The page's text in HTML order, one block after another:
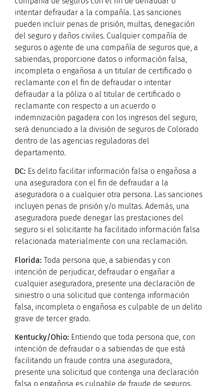
intentar defraudar a la compañía. Las sanciones
pueden incluir penas de prisión, multas, denegación
del seguro y daños civiles. Cualquier compañía de
seguros o agente de una compañía de seguros que, a
sabiendas, proporcione datos o información falsa,
incompleta o engañosa a un titular de certificado o
reclamante con el fin de defraudar o intentar
defraudar a la póliza o al titular de certificado o
reclamante con respecto a un acuerdo o
indemnización pagadera con los ingresos del seguro,
será denunciado a la división de seguros de Colorado
dentro de las agencias reguladoras del
departamento.
DC: Es delito facilitar información falsa o engañosa a
una aseguradora con el fin de defraudar a la
aseguradora o a cualquier otra persona. Las sanciones
incluyen penas de prisión y/o multas. Además, una
aseguradora puede denegar las prestaciones del
seguro si el solicitante ha facilitado información falsa
relacionada materialmente con una reclamación.
Florida: Toda persona que, a sabiendas y con
intención de perjudicar, defraudar o engañar a
cualquier aseguradora, presente una declaración de
siniestro o una solicitud que contenga información
falsa, incompleta o engañosa es culpable de un delito
grave de tercer grado.
Kentucky/Ohio: Entiendo que toda persona que, con
intención de defraudar o a sabiendas de que está
facilitando un fraude contra una aseguradora,
presente una solicitud que contenga una declaración
falsa o engañosa es culpable de fraude de seguros.